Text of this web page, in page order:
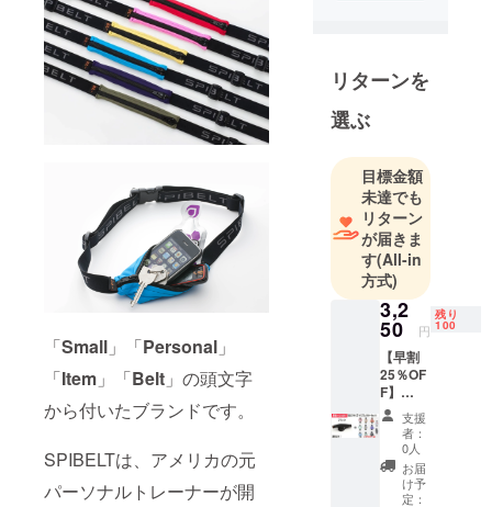
「Small 」「Personal 」
「Item 」「Belt 」の頭文字
から付いたブランドです。
SPIBELTは、アメリカの元
パーソナルトレーナーが開
だ私たちが
知らない、
秘宝のよう
に存在して
いる商品
も。
私たちは、
世界中の素
晴らしい商
品を通し
て、喜びと
幸せをお届
けいたしま
リターンを
選ぶ
目標金額
未達でも
リターン
が届きま
す(All-in
方式)
3,2
50 円
残り
100
【早割
25％OF
F】
BASIC
サイズ
「ブ
ラッ
ク」1本
とリフ
支援
者：
0人
お届
け予
定：